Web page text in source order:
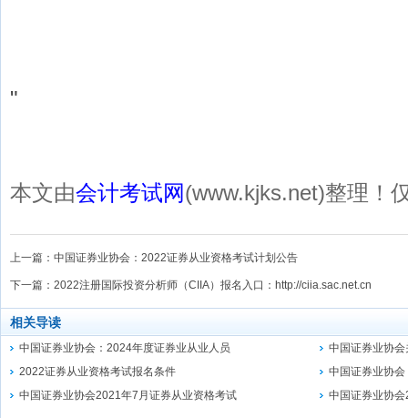
"
本文由会计考试网(www.kjks.net)整理！
上一篇： 中国证券业协会：2022证券从业资格考试计划公告
下一篇： 2022注册国际投资分析师（CIIA）报名入口：http://ciia.sac.net.cn
相关导读
中国证券业协会：2024年度证券业从业人员
中国证券业协
2022证券从业资格考试报名条件
中国证券业协
中国证券业协会2021年7月证券从业资格考试
中国证券业协